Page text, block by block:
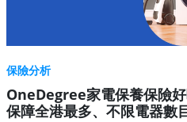
保險分析
OneDegree家電保養保險
保障全港最多、不限電器數